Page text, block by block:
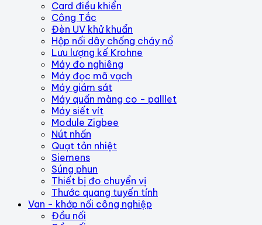
Card điều khiển
Công Tắc
Đèn UV khử khuẩn
Hộp nối dây chống cháy nổ
Lưu lượng kế Krohne
Máy đo nghiêng
Máy đọc mã vạch
Máy giám sát
Máy quấn màng co - palllet
Máy siết vít
Module Zigbee
Nút nhấn
Quạt tản nhiệt
Siemens
Súng phun
Thiết bị đo chuyển vị
Thước quang tuyến tính
Van - khớp nối công nghiệp
Đầu nối